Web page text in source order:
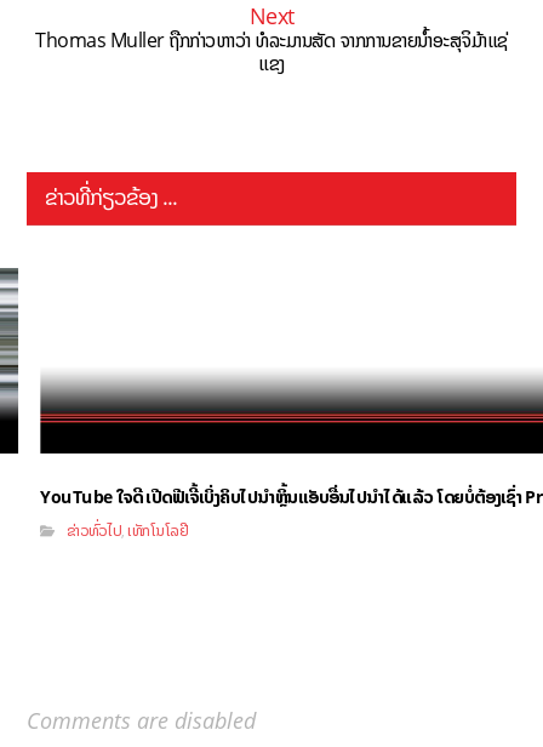
Next
Thomas Muller ຖືກກ່າວຫາວ່າ ທໍລະມານສັດ ຈາກການຂາຍນຳ້ອະສຸຈິມ້າແຊ່
ແຂງ
ຂ່າວທີ່ກ່ຽວຂ້ອງ ...
YouTube ໃຈດີ ເປີດຟີເຈີ້ເບິ່ງຄິບໄປນຳຫຼິ້ນແອັບອື່ນໄປນຳໄດ້ແລ້ວ ໂດຍບໍ່ຕ້ອງເຊົ່າ
ຂ່າວທົ່ວໄປ,ເທັກໂນໂລຢີ
Comments are disabled